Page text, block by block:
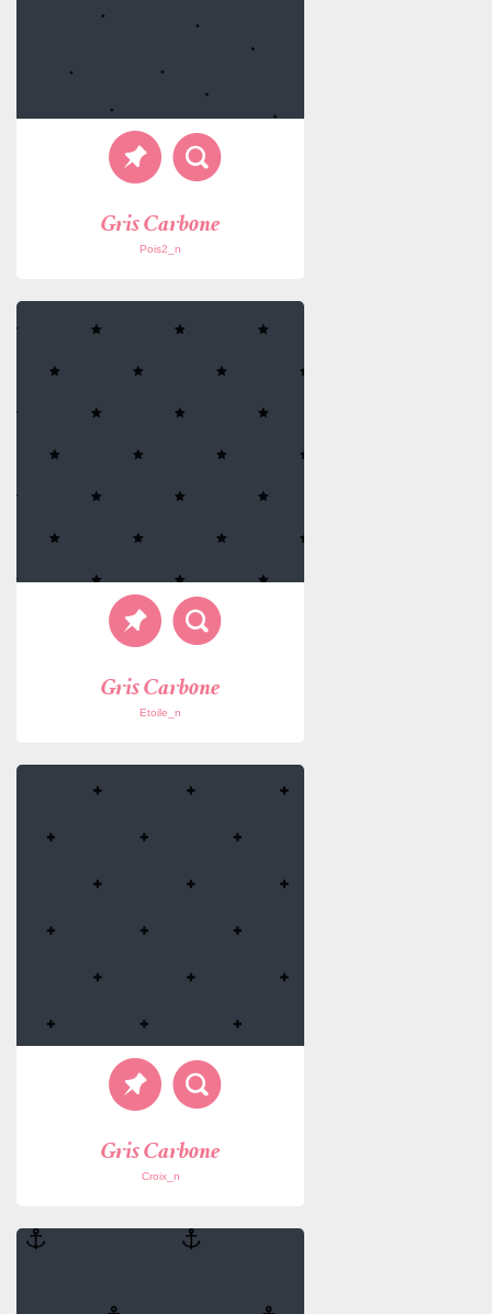
Gris Carbone
Pois2_n
Gris Carbone
Etoile_n
Gris Carbone
Croix_n